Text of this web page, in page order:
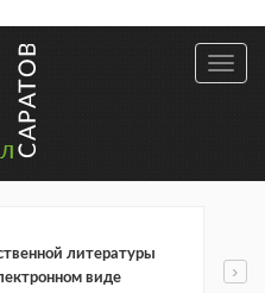
литературы
виде